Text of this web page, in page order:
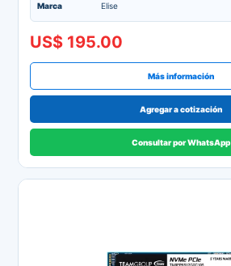
Marca
Elise
US$ 195.00
Más información
Agregar a cotización
Consultar por WhatsApp